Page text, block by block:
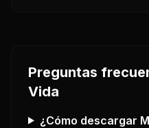
Preguntas
Vida
¿Cómo descargar